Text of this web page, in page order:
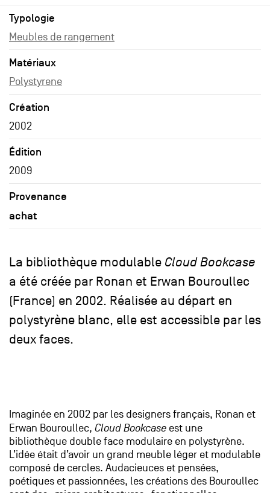
Typologie
Meubles de rangement
Matériaux
Polystyrene
Création
2002
Édition
2009
Provenance
achat
La bibliothèque modulable Cloud Bookcase
a été créée par Ronan et Erwan Bouroullec
(France) en 2002. Réalisée au départ en
polystyrène blanc, elle est accessible par les
deux faces.
Imaginée en 2002 par les designers français, Ronan et
Erwan Bouroullec, Cloud Bookcase est une
bibliothèque double face modulaire en polystyrène.
L’idée était d’avoir un grand meuble léger et modulable
composé de cercles. Audacieuces et pensées,
poétiques et passionnées, les créations des Bouroullec